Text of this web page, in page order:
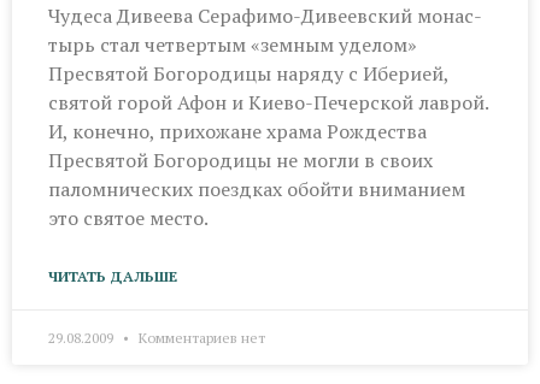
Чудеса Дивеева Серафимо-Дивеевский монас­
тырь стал четвертым «земным уделом»
Пресвятой Богородицы наряду с Иберией,
святой горой Афон и Киево-Печерской лаврой.
И, конечно, прихожане храма Рождества
Пресвятой Богородицы не могли в своих
паломничес­ких поездках обойти вниманием
это святое место.
ЧИТАТЬ ДАЛЬШЕ
29.08.2009 Комментариев нет